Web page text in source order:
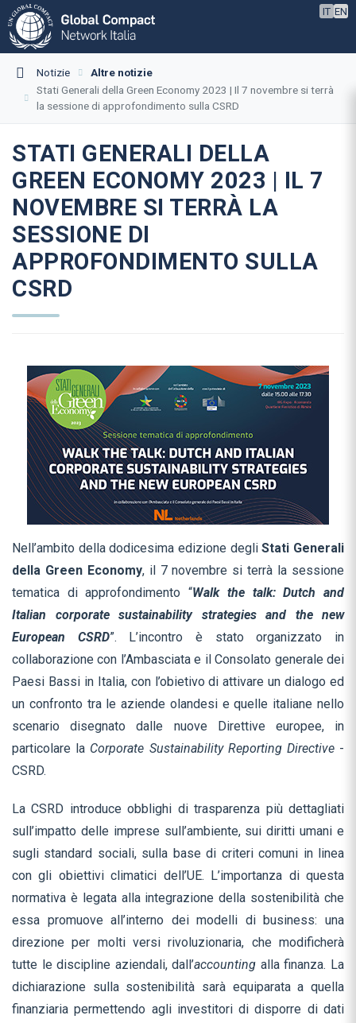
IT EN
Notizie
Altre notizie
Stati Generali della Green Economy 2023 | Il 7 novembre si terrà
la sessione di approfondimento sulla CSRD
STATI GENERALI DELLA
GREEN ECONOMY 2023 | IL 7
NOVEMBRE SI TERRÀ LA
SESSIONE DI
APPROFONDIMENTO SULLA
CSRD
Nell’ambito della dodicesima edizione degliStati Generali
della Green Economy, il 7 novembre si terrà la sessione
tematica di approfondimento “Walk the talk: Dutch and
Italian corporate sustainability strategies and the new
European CSRD”. L’incontro è stato organizzato in
collaborazione con l’Ambasciata e il Consolato generale dei
Paesi Bassi in Italia, con l’obietivo di attivare un dialogo ed
un confronto tra le aziende olandesi e quelle italiane nello
scenario disegnato dalle nuove Direttive europee, in
particolare la Corporate Sustainability Reporting Directive-
CSRD.
La CSRD introduce obblighi di trasparenza più dettagliati
sull’impatto delle imprese sull’ambiente, sui diritti umani e
sugli standard sociali, sulla base di criteri comuni in linea
con gli obiettivi climatici dell’UE. L’importanza di questa
normativa è legata alla integrazione della sostenibilità che
essa promuove all’interno dei modelli di business: una
direzione per molti versi rivoluzionaria, che modificherà
tutte le discipline aziendali, dall’accounting alla finanza. La
dichiarazione sulla sostenibilità sarà equiparata a quella
finanziaria permettendo agli investitori di disporre di dati